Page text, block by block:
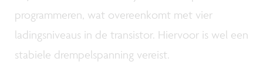
programmeren, wat overeenkomt met vier
ladingsniveaus in de transistor. Hiervoor is wel een
stabiele drempelspanning vereist.